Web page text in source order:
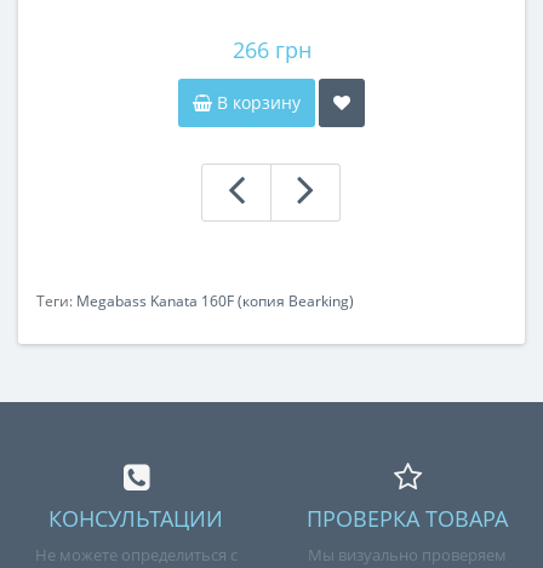
266 грн
В корзину
Теги: Megabass Kanata 160F (копия Bearking)
КОНСУЛЬТАЦИИ
Не можете определиться с
ПРОВЕРКА ТОВАРА
Мы визуально проверяем